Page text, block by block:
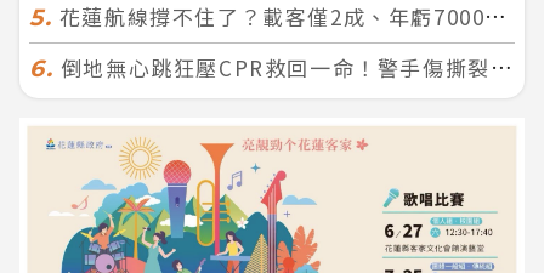
5. 花蓮航線撐不住了？載客僅2成、年虧7000萬 華信喊：真的快飛不下去
6. 倒地無心跳狂壓CPR救回一命！警手傷撕裂仍不放手 竟救到藝人何篤霖哥哥